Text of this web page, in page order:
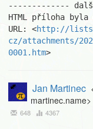
-------------
HTML příloha
URL: <http://
cz/attachments/
0001.htm>
Jan Martinec
martinec.name>
648 4367